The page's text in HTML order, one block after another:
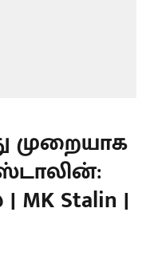
முறையாக
Stalin |